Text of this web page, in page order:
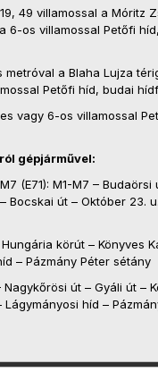
49 villamossal a Móritz
6-os villamossal Petőfi
metróval a Blaha Lujza
Petőfi híd, budai
vagy 6-os villamossal
gépjárművel:
(E71): M1-M7 – Budaörsi
Bocskai út – Október 23.
Hungária körút – Könyves
– Pázmány Péter sétány
Nagykőrösi út – Gyáli út –
Lágymányosi híd –